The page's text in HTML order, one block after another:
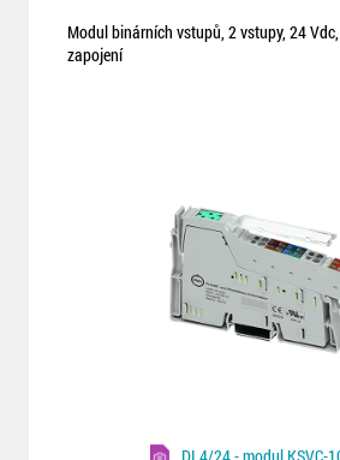
Modul binárních vstupů, 2 vstupy, 24
zapojení